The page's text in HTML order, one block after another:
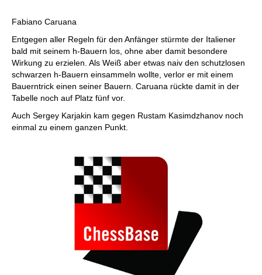
Fabiano Caruana
Entgegen aller Regeln für den Anfänger stürmte der Italiener
bald mit seinem h-Bauern los, ohne aber damit besondere
Wirkung zu erzielen. Als Weiß aber etwas naiv den schutzlosen
schwarzen h-Bauern einsammeln wollte, verlor er mit einem
Bauerntrick einen seiner Bauern. Caruana rückte damit in der
Tabelle noch auf Platz fünf vor.
Auch Sergey Karjakin kam gegen Rustam Kasimdzhanov noch
einmal zu einem ganzen Punkt.